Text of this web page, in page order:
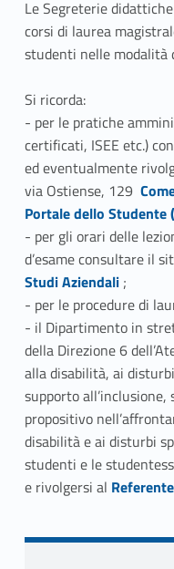
b
o
k
itt
er
Le Segreterie
corsi di laurea
studenti nelle modalità
Si ricorda:
- per le pratiche
certificati, ISEE etc.)
ed eventualmente
via Ostiense, 129 Link identifier #identifier__38311-3
Portale dello Studente
- per gli orari delle
d’esame consultare il
Studi Aziendali;
- per le procedure di
- il Dipartimento in
della Direzione 6
alla disabilità, ai
supporto
propositivo
disabilità e ai disturbi
studenti e le
e rivolgersi al Link identifier #identifier__80727-7
Referente